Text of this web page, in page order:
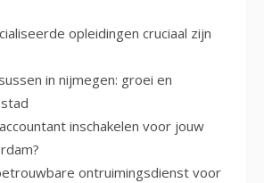
opleidingen cruciaal zijn
in nijmegen: groei en
inschakelen voor jouw
ontruimingsdienst voor